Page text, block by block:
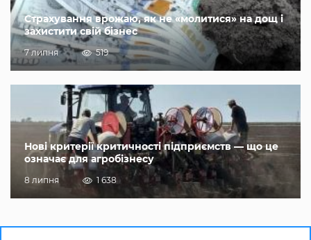
Страхування врожаю, як не «молитися» на дощ і
захистити свій бізнес
7 липня 519
Нові критерії критичності підприємств — що це
означає для агробізнесу
8 липня 1 638